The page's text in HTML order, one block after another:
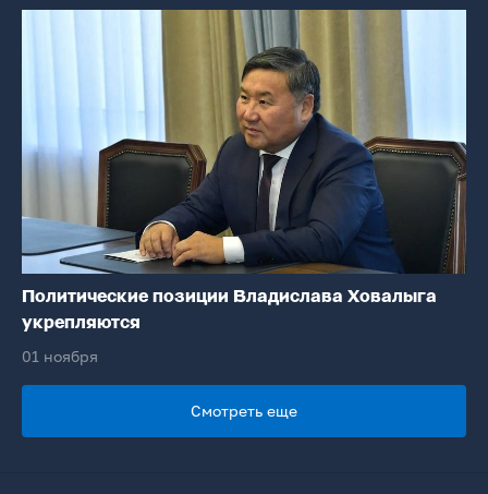
Политические позиции Владислава Ховалыга
укрепляются
01 ноября
Смотреть еще